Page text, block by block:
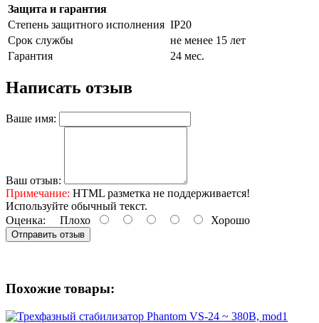
Защита и гарантия
Степень защитного исполнения IP20
Срок службы
не менее 15 лет
Гарантия
24 мес.
Написать отзыв
Ваше имя:
Ваш отзыв:
Примечание: HTML разметка не поддерживается!
Используйте обычный текст.
Оценка: Плохо Хорошо
Отправить отзыв
Похожие товары: